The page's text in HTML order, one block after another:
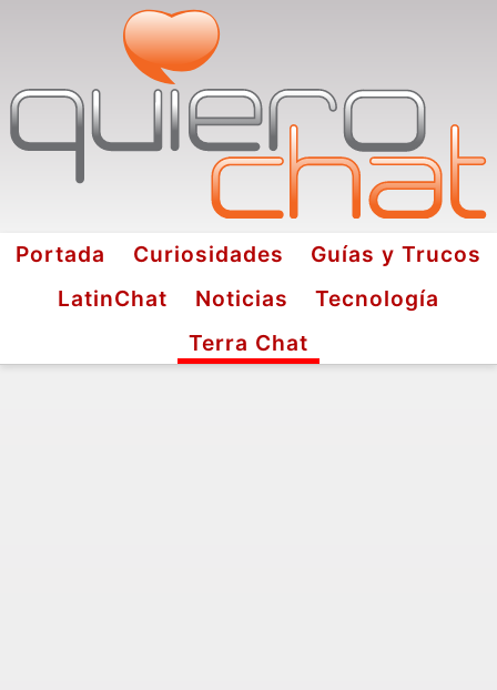
Portada Curiosidades
Guías y Trucos
LatinChat
Noticias
Tecnología
Terra Chat